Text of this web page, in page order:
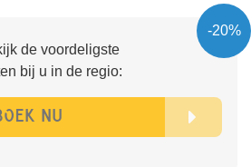
-20%
de voordeligste
bij u in de regio: